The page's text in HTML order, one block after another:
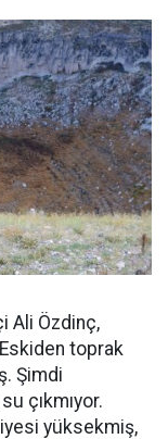
Ali Özdinç,
toprak
Şimdi
çıkmıyor.
yüksekmiş,